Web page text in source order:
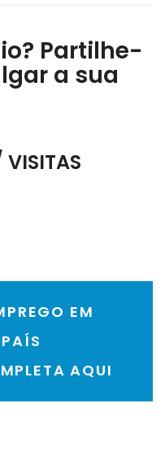
Partilhe-
a sua
EM
AQUI